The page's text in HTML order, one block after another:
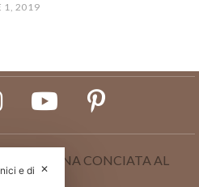
1, 2019
ITALIANA CONCIATA AL
✕
e di